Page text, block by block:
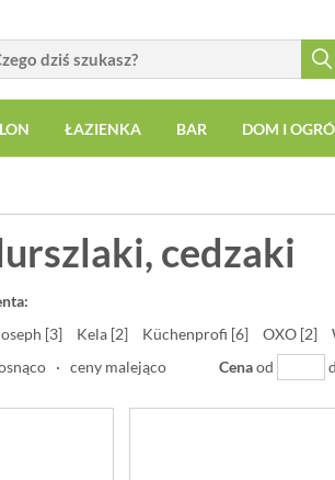
ŁAZIENKA BAR DOM I
cedzaki
[3] Kela [2] Küchenprofi [6] OXO [2]
· ceny malejąco Cenaod